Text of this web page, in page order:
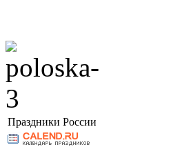
Праздники России